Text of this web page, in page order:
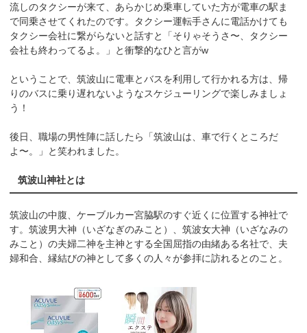
流しのタクシーが来て、あらかじめ乗車していた方が電車の駅ま
で同乗させてくれたのです。タクシー運転手さんに電話かけても
タクシー会社に繋がらないと話すと「そりゃそうさ〜、タクシー
会社も終わってるよ。」と衝撃的なひと言がw
ということで、筑波山に電車とバスを利用して行かれる方は、帰
りのバスに乗り遅れないようなスケジューリングで楽しみましょ
う！
後日、職場の男性陣に話したら「筑波山は、車で行くところだ
よ〜。」と笑われました。
筑波山神社とは
筑波山の中腹、ケーブルカー宮脇駅のすぐ近くに位置する神社で
す。筑波男大神（いざなぎのみこと）、筑波女大神（いざなみの
みこと）の夫婦二神を主神とする全国屈指の由緒ある名社で、夫
婦和合、縁結びの神として多くの人々が参拝に訪れるとのこと。